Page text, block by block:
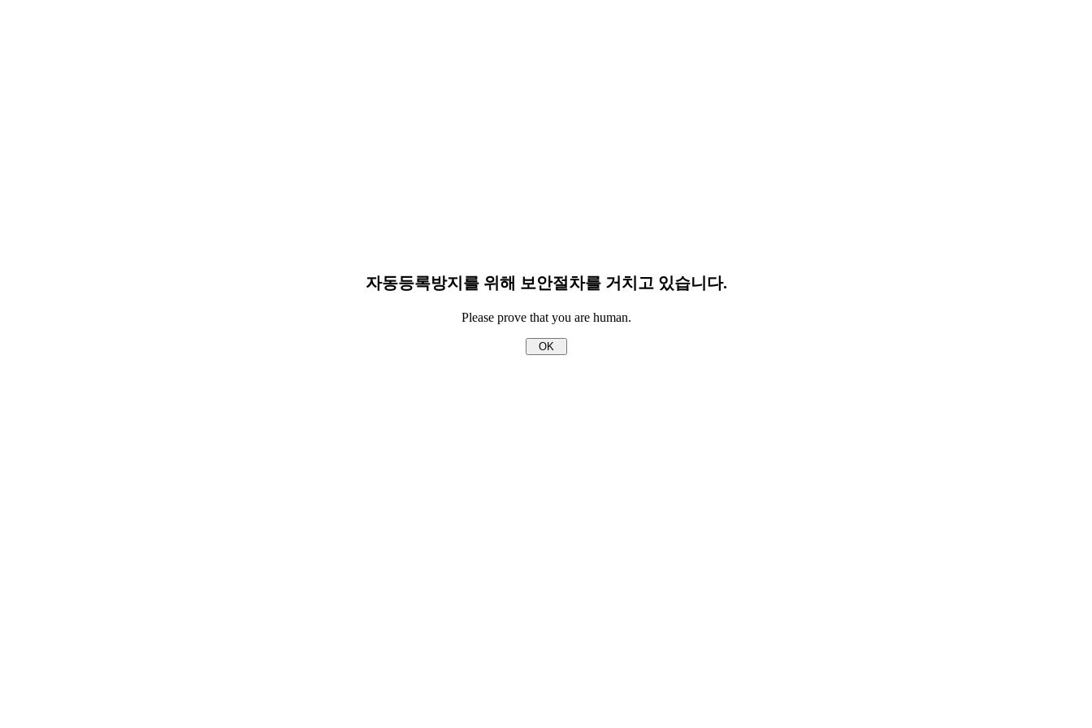
자동등록방지를 위해 보안절차를 거치고 있습니다.
Please prove that you are human.